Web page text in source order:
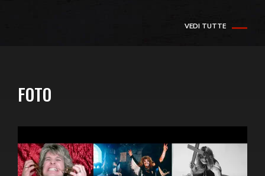
VEDI TUTTE
FOTO